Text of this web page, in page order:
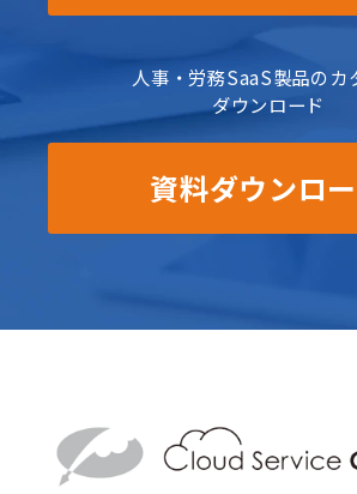
人事・労務SaaS製品のカ
ダウンロード
資料ダウンロ